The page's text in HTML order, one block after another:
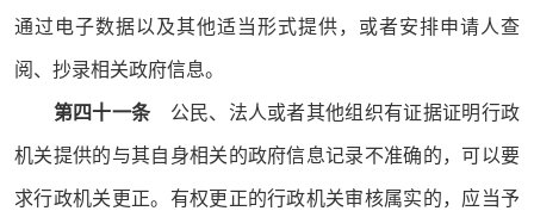
通过电子数据以及其他适当形式提供，或者安排申请人查
阅、抄录相关政府信息。
第四十一条公民、法人或者其他组织有证据证明行政
机关提供的与其自身相关的政府信息记录不准确的，可以要
求行政机关更正。有权更正的行政机关审核属实的，应当予